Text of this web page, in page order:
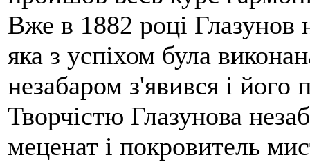
Вже в 1882 році
яка з успіхом була
незабаром з'явився і
Творчістю Глазунова
меценат і покровитель